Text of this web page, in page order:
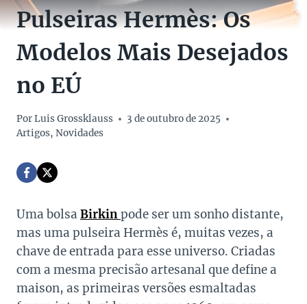
Pulseiras Hermès: Os
Modelos Mais Desejados
no EÚ
PorLuis Grossklauss
3 de outubro de 2025
Artigos, Novidades
Uma bolsa Birkinpode ser um sonho distante,
mas uma pulseira Hermès é, muitas vezes, a
chave de entrada para esse universo. Criadas
com a mesma precisão artesanal que define a
maison, as primeiras versões esmaltadas